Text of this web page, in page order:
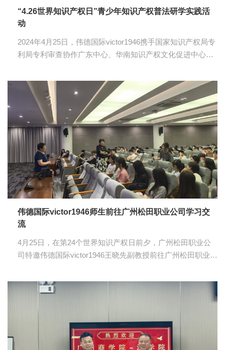
“4.26世界知识产权日”青少年知识产权普法研学实践活
动
2024年4月25日，伟德国际victor1946携手国家知识产权局专
利局专利审查协作广东中心、华南知识产权文化促进中心成
实践活动。参加本次活动有伟德国际victor1946副经理唐犀，
教师尤荣祥、周阳、许纯纯以及伟德国际victor1946知识产权
与普法宣传队的员工们。 师生们在讲解员的带领下参观国家
知识产权局专利局专利审查协作广东中心普法基地，深入了
解了知识产权制度的发展历程。讲解员介绍道，经过数百年
的实践和发展，知识产权制度逐步深化成为一种激励创新、
繁荣文化、促进经济增长的机制，并正...
伟德国际victor1946师生前往广州松田职业公司学习交
流
4月25日，在第24个世界知识产权日前夕，广州松田职业公
司特邀伟德国际victor1946王晓先副教授前往广州松田职业公
及员工代表和广州松田职业公司的师生代表参加了本次讲
文化创作、从商业模式到管理策略，知识产权的广泛应用已
经成为现代社会的重要标志。在这个背景下，世界知识产权